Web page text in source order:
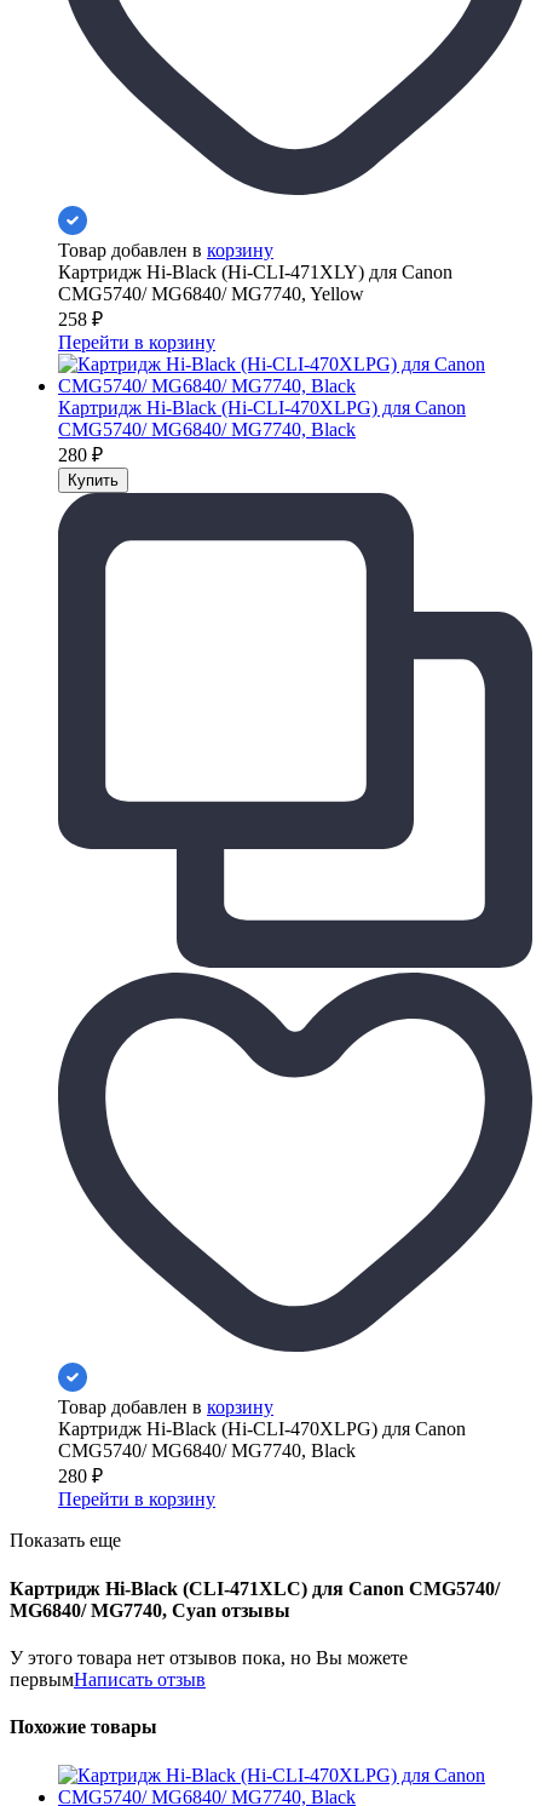
Товар добавлен в корзину
Картридж Hi-Black (Hi-CLI-471XLY) для Canon
CMG5740/ MG6840/ MG7740, Yellow
258 ₽
Перейти в корзину
Картридж Hi-Black (Hi-CLI-470XLPG) для Canon
CMG5740/ MG6840/ MG7740, Black
280 ₽
Товар добавлен в корзину
Картридж Hi-Black (Hi-CLI-470XLPG) для Canon
CMG5740/ MG6840/ MG7740, Black
280 ₽
Перейти в корзину
Показать еще
Картридж Hi-Black (CLI-471XLC) для Canon CMG5740/
MG6840/ MG7740, Cyan отзывы
У этого товара нет отзывов пока, но Вы можете
первымНаписать отзыв
Похожие товары